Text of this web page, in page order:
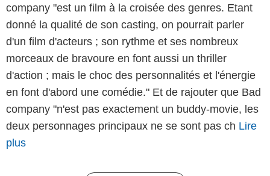
company "est un film à la croisée des genres. Etant
donné la qualité de son casting, on pourrait parler
d'un film d'acteurs ; son rythme et ses nombreux
morceaux de bravoure en font aussi un thriller
d'action ; mais le choc des personnalités et l'énergie
en font d'abord une comédie." Et de rajouter que Bad
company "n'est pas exactement un buddy-movie, les
deux personnages principaux ne se sont pas ch Lire
plus